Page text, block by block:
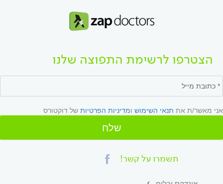
הצטרפו לרשימת התפוצה שלנו
אני מאשר/ת את תנאי השימוש ומדיניות הפרטיות של דוקטורס
שלח
תשמרו על קשר!